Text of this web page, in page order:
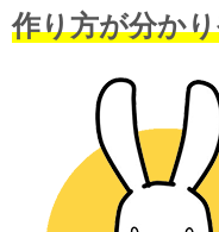
作り方が分か